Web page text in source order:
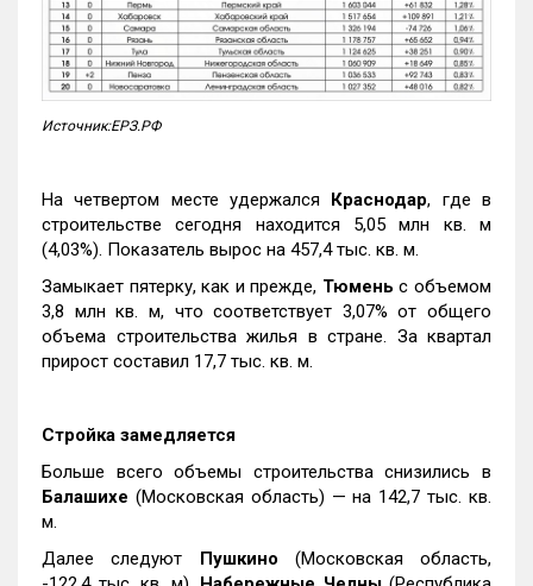
Источник:ЕРЗ.РФ
На четвертом месте удержался Краснодар, где в
строительстве сегодня находится 5,05 млн кв. м
(4,03%). Показатель вырос на 457,4 тыс. кв. м.
Замыкает пятерку, как и прежде, Тюмень с объемом
3,8 млн кв. м, что соответствует 3,07% от общего
объема строительства жилья в стране. За квартал
прирост составил 17,7 тыс. кв. м.
Стройка замедляется
Больше всего объемы строительства снизились в
Балашихе (Московская область) — на 142,7 тыс. кв.
м.
Далее следуют Пушкино (Московская область,